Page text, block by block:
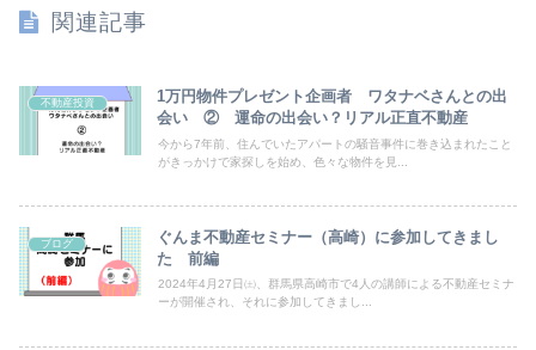
関連記事
不動産投資
1万円物件プレゼント企画者 ワタナベさんとの出
会い ② 運命の出会い？リアル正直不動産
今から7年前、住んでいたアパートの騒音事件に巻き込まれたこと
がきっかけで家探しを始め、色々な物件を見...
ブログ
ぐんま不動産セミナー（高崎）に参加してきまし
た 前編
2024年4月27日㈯、群馬県高崎市で4人の講師による不動産セミナ
ーが開催され、それに参加してきまし...